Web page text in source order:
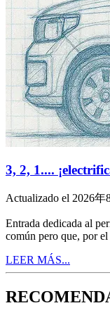
3, 2, 1....
Actualizado el 2026年
Entrada dedicada al
común pero que, por
LEER MÁS...